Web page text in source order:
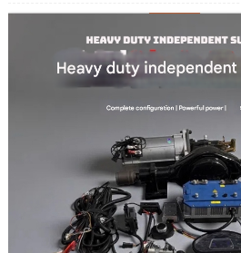
—200 omwentelingen per minuut
—50 omwentelingen per minuut
—30 omwentelingen per minuut
—Andere snelheden
Product met of zonder rem:
—Zonder rem